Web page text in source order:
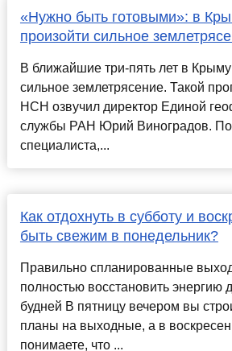
«Нужно быть готовыми»: в
произойти сильное
В ближайшие три-пять лет в
сильное землетрясение. Такой
НСН озвучил директор Единой
службы РАН Юрий Виноградов.
специалиста,...
Как отдохнуть в субботу и
быть свежим в понедельник?
Правильно спланированные
полностью восстановить энергию
будней В пятницу вечером вы
планы на выходные, а в
понимаете, что ...